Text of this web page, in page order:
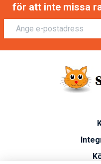
för att inte missa